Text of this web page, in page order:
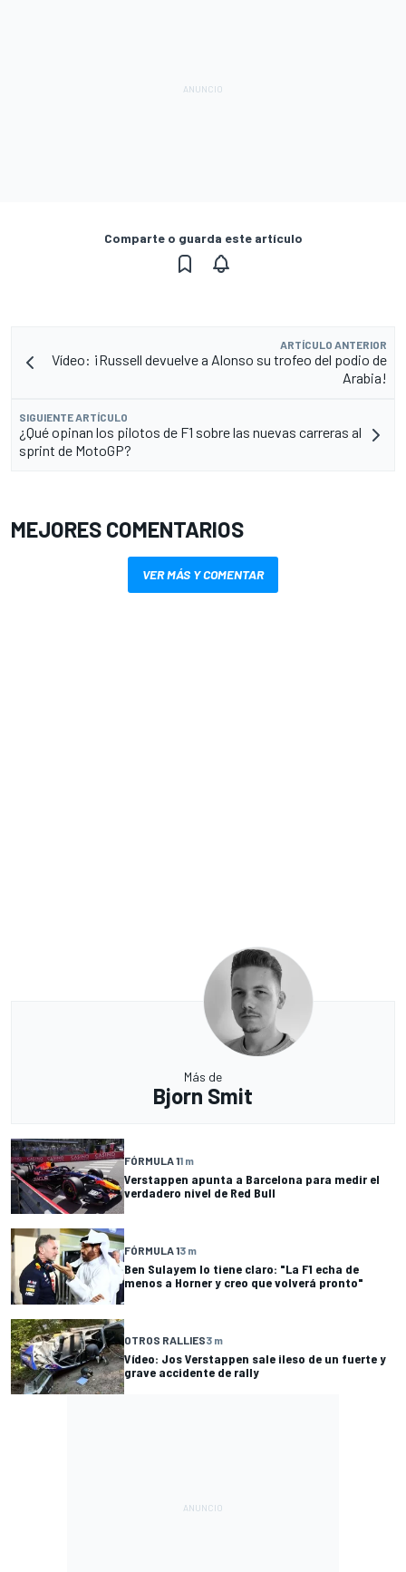
Comparte o guarda este artículo
ARTÍCULO ANTERIOR
Vídeo: ¡Russell devuelve a Alonso su trofeo del podio de
Arabia!
SIGUIENTE ARTÍCULO
¿Qué opinan los pilotos de F1 sobre las nuevas carreras al
sprint de MotoGP?
MEJORES COMENTARIOS
VER MÁS Y COMENTAR
Más de
Bjorn Smit
FÓRMULA 11 m
Verstappen apunta a Barcelona para medir el
verdadero nivel de Red Bull
FÓRMULA 13 m
Ben Sulayem lo tiene claro: "La F1 echa de
menos a Horner y creo que volverá pronto"
OTROS RALLIES3 m
Vídeo: Jos Verstappen sale ileso de un fuerte y
grave accidente de rally